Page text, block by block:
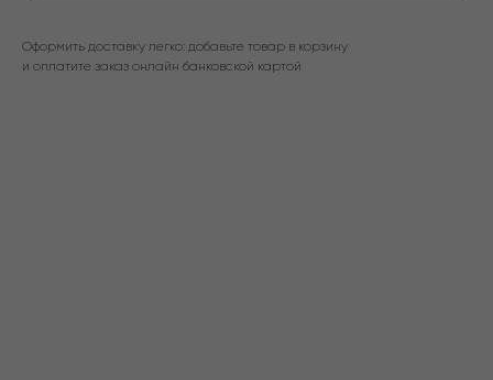
Оформить доставку легко: добавьте товар в корзину
и оплатите заказ онлайн банковской картой